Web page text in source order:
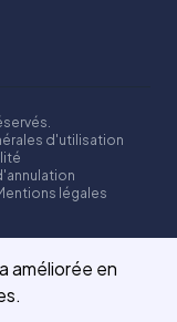
d'utilisation
légales
améliorée en